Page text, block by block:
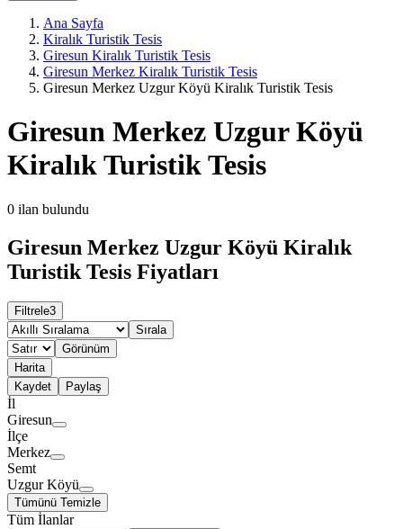
Ana Sayfa
Kiralık Turistik Tesis
Giresun Kiralık Turistik Tesis
Giresun Merkez Kiralık Turistik Tesis
Giresun Merkez Uzgur Köyü Kiralık Turistik Tesis
Giresun Merkez Uzgur Köyü
Kiralık Turistik Tesis
0 ilan bulundu
Giresun Merkez Uzgur Köyü Kiralık
Turistik Tesis Fiyatları
Filtrele3
Sırala
Görünüm
Harita
Kaydet
Paylaş
İl
Giresun
İlçe
Merkez
Semt
Uzgur Köyü
Tümünü Temizle
Tüm İlanlar